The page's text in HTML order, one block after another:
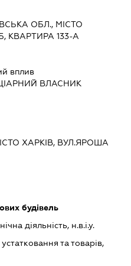
ОБЛ., МІСТО
КВАРТИРА 133-А
вплив
ВЛАСНИК
ХАРКІВ, ВУЛ.ЯРОША
будівель
діяльність, н.в.і.у.
та товарів,